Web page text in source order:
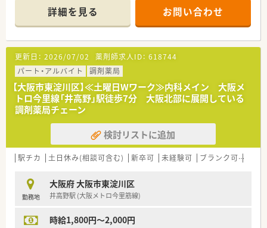
ながら、自社製剤のインターネット販売も手掛けており、幅広い
層の患者に健康をお届けできる運営をおこなっておられます。
■代表は50代前半の薬剤師様で、社長自ら現場に立って患者様
の対応をしており、従業員の方へ理解がございます。
■どの店舗も小規模ながら、様々な医療機関からの処方を扱い、
地域の皆様から信頼されている風通しの良い環境です。
■在宅業務にも注力しており、今後は人員を増員しながら地域か
らの在宅依頼に柔軟に対応できる環境づくりをしたいとの考え
をお持ちでございます。
■1店舗当たりの人員は多くありませんが、ヘルプ等で希望休を
取得しやすい制度を設けております。
・・＊ 店舗の特徴 ＊・・
■JR東淀川駅より徒歩1分の立地！
■内科メインで耳鼻科や広域からも処方箋を受け付けています！
・・＊ こんな方にもオススメ！ ＊・・
■子育て世代のママさん薬剤師の方から還暦を迎えた方まで幅
■ベテラン薬剤師さんが在籍していますのでブランクがあり方
詳細を見る お問い合わせ
更新日： 2026/07/02 薬剤師求人ID： 618744
パート・アルバイト
調剤薬局
【大阪市東淀川区】≪土曜日Wワーク≫内科メイン 大阪メ
トロ今里線「井高野」駅徒歩7分 大阪北部に展開している
調剤薬局チェーン
検討リストに追加
駅チカ 土日休み(相談可含む) 新卒可 未経験可 ブランク可
勤務地
大阪府 大阪市東淀川区
井高野駅 (大阪メトロ今里筋線)
時給1,800円～2,000円